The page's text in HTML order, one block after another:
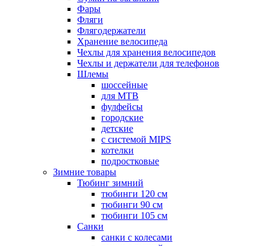
Фары
Фляги
Флягодержатели
Хранение велосипеда
Чехлы для хранения велосипедов
Чехлы и держатели для телефонов
Шлемы
шоссейные
для MTB
фулфейсы
городские
детские
с системой MIPS
котелки
подростковые
Зимние товары
Тюбинг зимний
тюбинги 120 см
тюбинги 90 см
тюбинги 105 см
Санки
санки с колесами